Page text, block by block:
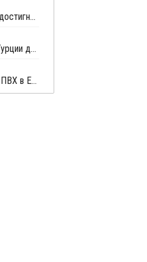
Рынок ПВХ будет расти на 3,8% в год и достигнет USD100,9 млрд к 2031 году
Экспортные цены европейского ПВХ в Турции достигли нового рекорда
Ограниченные поставки и высокие цены ПВХ в Европе негативно влияют на производство окон - EPPA